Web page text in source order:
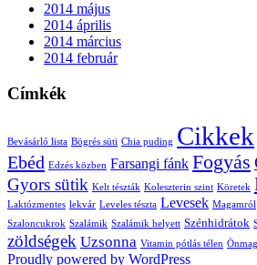
2014 május
2014 április
2014 március
2014 február
Címkék
Bevásárló lista Bögrés süti Chia puding Cikkek
Ebéd Edzés közben Farsangi fánk Fogyás
Gyors sütik Kelt tészták Koleszterin szint Köretek
Laktózmentes lekvár Leveles tészta Levesek Magamról
Szaloncukrok Szalámik Szalámik helyett Szénhidrátok
zöldségek Uzsonna Vitamin pótlás télen
Proudly powered by WordPress